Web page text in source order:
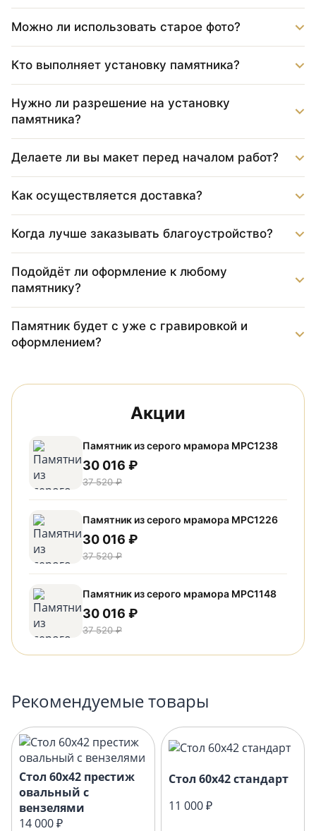
Можно ли использовать старое фото?
Кто выполняет установку памятника?
Нужно ли разрешение на установку
памятника?
Делаете ли вы макет перед началом работ?
Как осуществляется доставка?
Когда лучше заказывать благоустройство?
Подойдёт ли оформление к любому
памятнику?
Памятник будет с уже с гравировкой и
оформлением?
Акции
Памятник из серого мрамора МРС1238
30 016 ₽
37 520 ₽
Памятник из серого мрамора МРС1226
30 016 ₽
37 520 ₽
Памятник из серого мрамора МРС1148
30 016 ₽
37 520 ₽
Рекомендуемые товары
Стол 60х42 престиж
овальный с
вензелями
14 000 ₽
Стол 60х42 стандарт
11 000 ₽